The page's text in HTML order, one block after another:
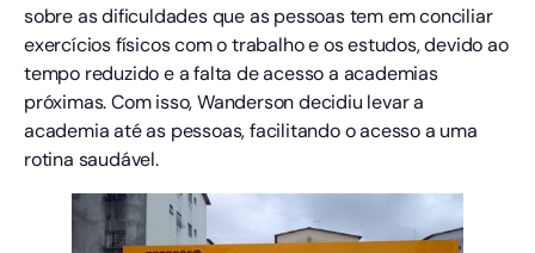
sobre as dificuldades que as pessoas tem em conciliar
exercícios físicos com o trabalho e os estudos, devido ao
tempo reduzido e a falta de acesso a academias
próximas. Com isso, Wanderson decidiu levar a
academia até as pessoas, facilitando o acesso a uma
rotina saudável.